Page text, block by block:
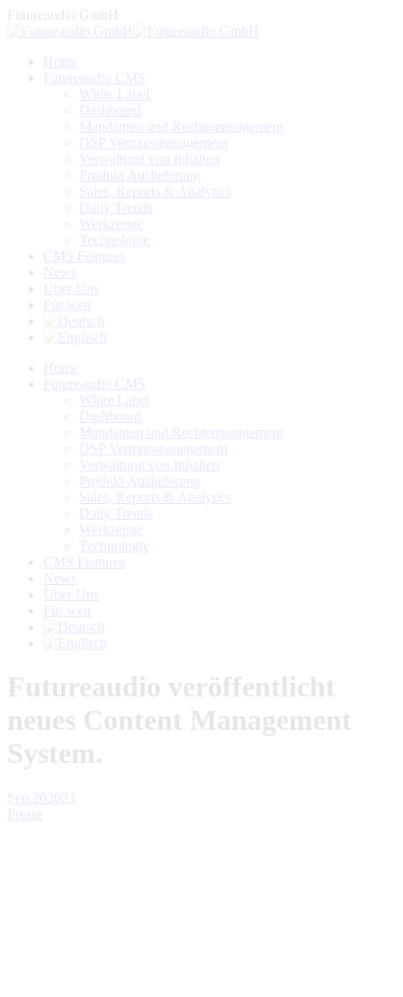
Zum
Inhalt
Futureaudio GmbH
Home
Futureaudio CMS
White Label
Dashboard
Mandanten und Rechtemanagement
DSP Vertragsmanagement
Verwaltung von Inhalten
Produkt Auslieferung
Sales, Reports & Analytics
Daily Trends
Werkzeuge
Technologie
CMS Features
News
Über Uns
Für wen
Linkedin
page
Facebook
page
YouTube
page
Home
Futureaudio CMS
White Label
Dashboard
Mandanten und Rechtemanagement
DSP Vertragsmanagement
Verwaltung von Inhalten
Produkt Auslieferung
Sales, Reports & Analytics
Daily Trends
Werkzeuge
Technologie
CMS Features
News
Über Uns
Für wen
Futureaudio veröffentlicht
neues Content Management
System.
Sep. 20 2023
Presse